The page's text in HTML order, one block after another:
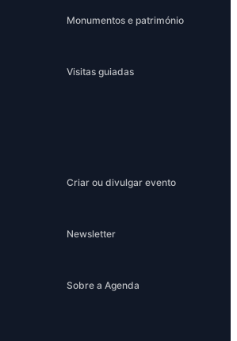
Monumentos e património
Visitas guiadas
Criar ou divulgar evento
Newsletter
Sobre a Agenda